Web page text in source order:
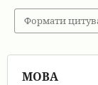
Формати
МОВА